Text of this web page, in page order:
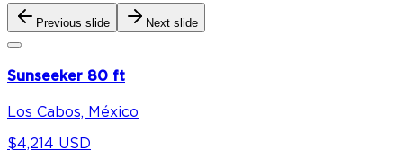
Previous slide Next slide
Sunseeker 80 ft
Los Cabos, México
$4,214 USD